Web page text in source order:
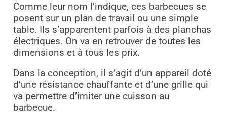
Comme leur nom l’indique, ces barbecues se
posent sur un plan de travail ou une simple
table. Ils s’apparentent parfois à des planchas
électriques. On va en retrouver de toutes les
dimensions et à tous les prix.
Dans la conception, il s’agit d’un appareil doté
d’une résistance chauffante et d’une grille qui
va permettre d’imiter une cuisson au
barbecue.